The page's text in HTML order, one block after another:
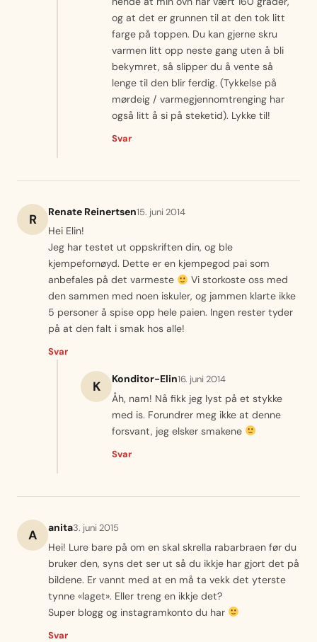
og at det er grunnen til at den tok litt
farge på toppen. Du kan gjerne skru
varmen litt opp neste gang uten å bli
bekymret, så slipper du å vente så
lenge til den blir ferdig. (Tykkelse på
mørdeig / varmegjennomtrenging har
også litt å si på steketid). Lykke til!
Svar
R Renate Reinertsen15. juni 2014
Hei Elin!
Jeg har testet ut oppskriften din, og ble
kjempefornøyd. Dette er en kjempegod pai som
anbefales på det varmeste
Vi storkoste oss med
den sammen med noen iskuler, og jammen klarte ikke
5 personer å spise opp hele paien. Ingen rester tyder
på at den falt i smak hos alle!
Svar
K Konditor-Elin16. juni 2014
Åh, nam! Nå fikk jeg lyst på et stykke
med is. Forundrer meg ikke at denne
forsvant, jeg elsker smakene
Svar
A anita3. juni 2015
Hei! Lure bare på om en skal skrella rabarbraen før du
bruker den, syns det ser ut så du ikkje har gjort det på
bildene. Er vannt med at en må ta vekk det yterste
tynne «laget». Eller treng en ikkje det?
Super blogg og instagramkonto du har
Svar